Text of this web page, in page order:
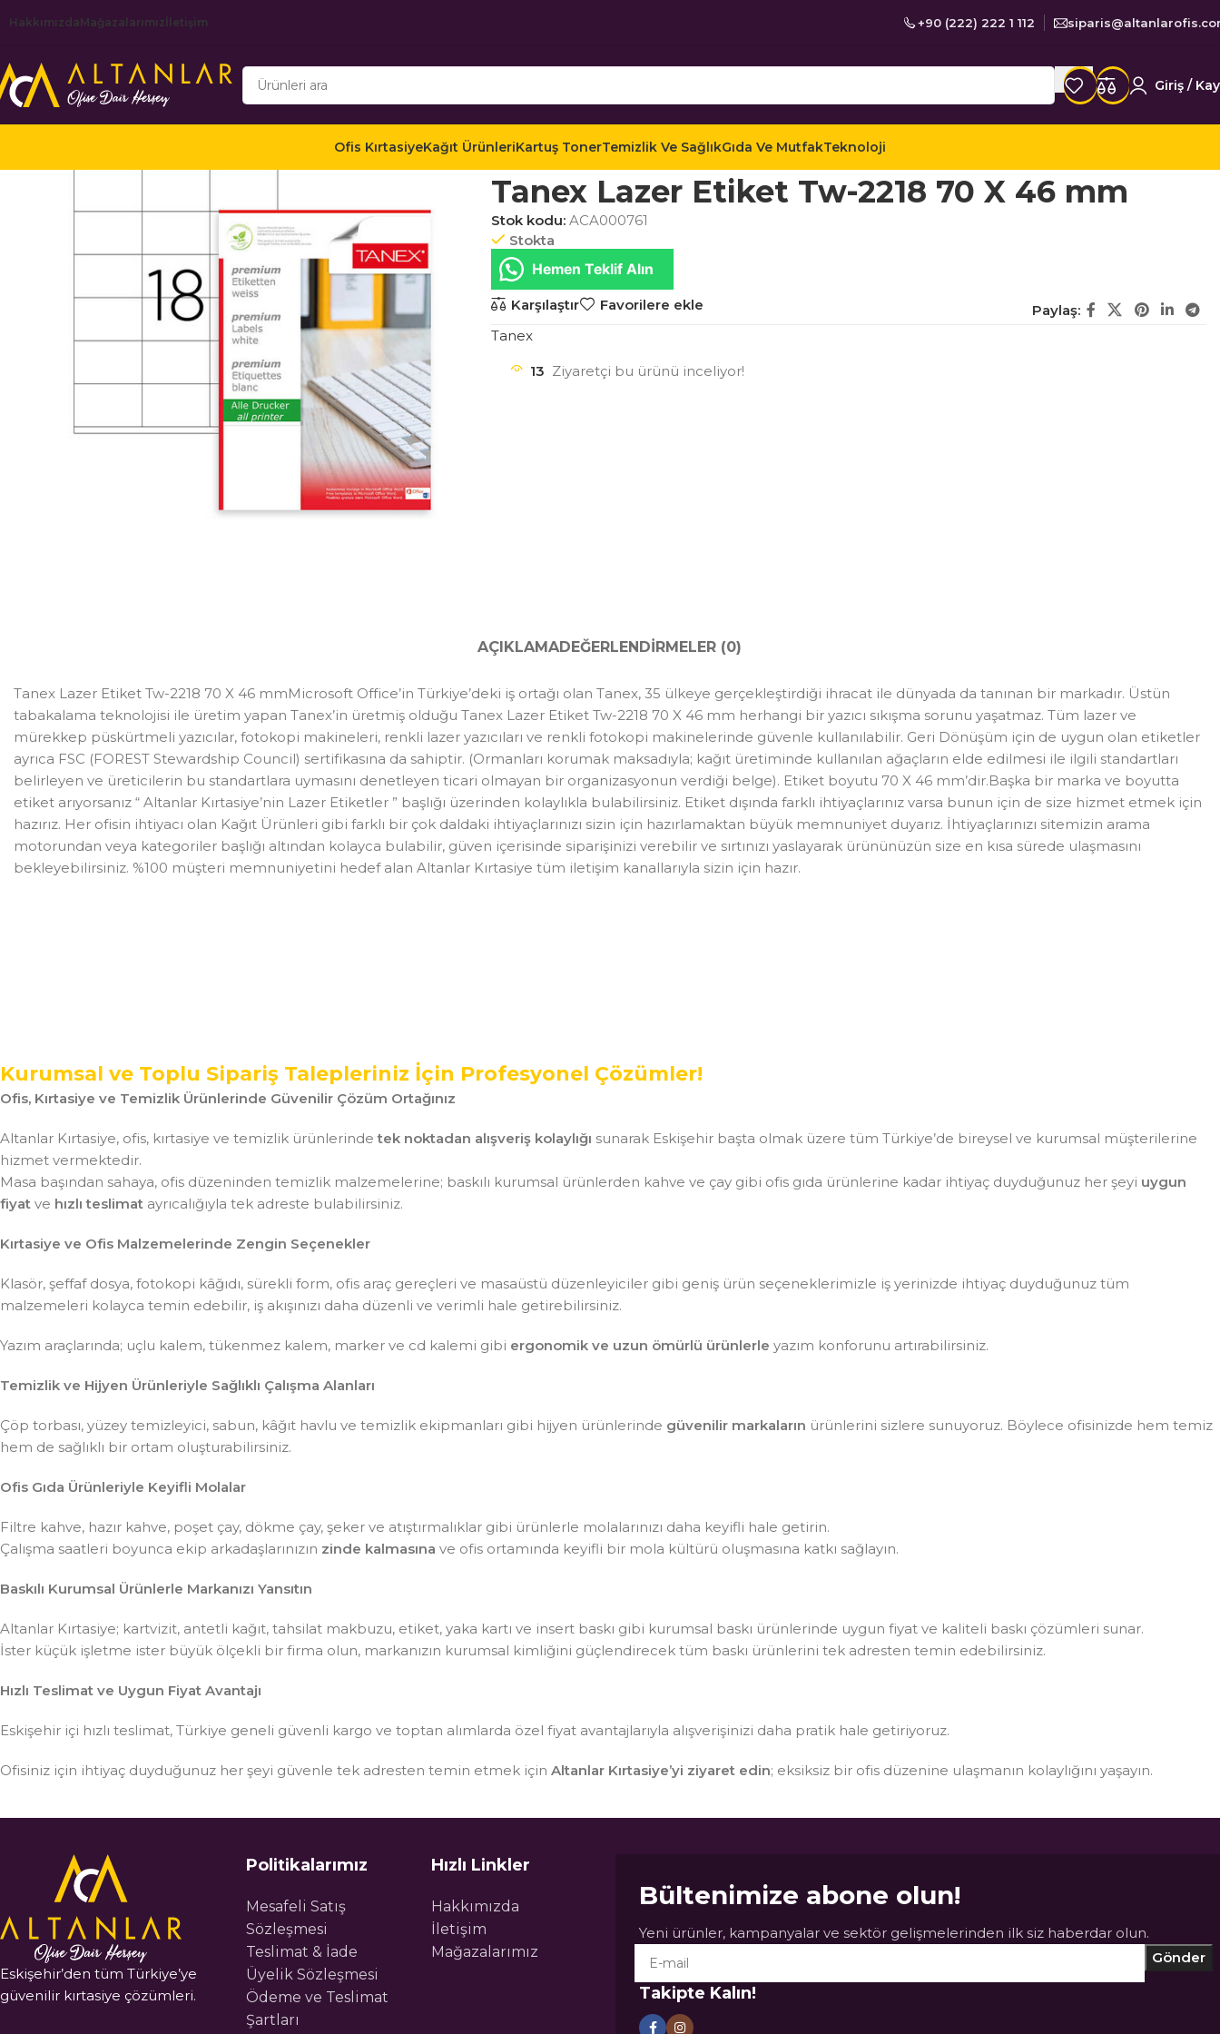
HakkımızdaMağazalarımız İletişim +90 (222) 222 1 112
Giriş /
Ofis KırtasiyeKağıt ÜrünleriKartuş TonerTemizlik Ve SağlıkGıda Ve MutfakTeknoloji
Tanex Lazer Etiket Tw-2218 70 X 46 mm
Stok kodu: ACA000761
Stokta
Hemen Teklif Alın
Karşılaştır Favorilere ekle
Paylaş:
Tanex
13 Ziyaretçi bu ürünü inceliyor!
AÇIKLAMADEĞERLENDIRMELER (0)
Tanex Lazer Etiket Tw-2218 70 X 46 mmMicrosoft Office’in Türkiye’deki iş ortağı olan Tanex, 35 ülkeye gerçekleştirdiği ihracat ile dünyada da tanınan bir markadır. Üstün
tabakalama teknolojisi ile üretim yapan Tanex’in üretmiş olduğu Tanex Lazer Etiket Tw-2218 70 X 46 mm herhangi bir yazıcı sıkışma sorunu yaşatmaz. Tüm lazer ve
mürekkep püskürtmeli yazıcılar, fotokopi makineleri, renkli lazer yazıcıları ve renkli fotokopi makinelerinde güvenle kullanılabilir. Geri Dönüşüm için de uygun olan etiketler
ayrıca FSC (FOREST Stewardship Council) sertifikasına da sahiptir. (Ormanları korumak maksadıyla; kağıt üretiminde kullanılan ağaçların elde edilmesi ile ilgili standartları
belirleyen ve üreticilerin bu standartlara uymasını denetleyen ticari olmayan bir organizasyonun verdiği belge). Etiket boyutu 70 X 46 mm’dir.Başka bir marka ve boyutta
etiket arıyorsanız “ Altanlar Kırtasiye’nin Lazer Etiketler ” başlığı üzerinden kolaylıkla bulabilirsiniz. Etiket dışında farklı ihtiyaçlarınız varsa bunun için de size hizmet etmek için
hazırız. Her ofisin ihtiyacı olan Kağıt Ürünleri gibi farklı bir çok daldaki ihtiyaçlarınızı sizin için hazırlamaktan büyük memnuniyet duyarız. İhtiyaçlarınızı sitemizin arama
motorundan veya kategoriler başlığı altından kolayca bulabilir, güven içerisinde siparişinizi verebilir ve sırtınızı yaslayarak ürününüzün size en kısa sürede ulaşmasını
bekleyebilirsiniz. %100 müşteri memnuniyetini hedef alan Altanlar Kırtasiye tüm iletişim kanallarıyla sizin için hazır.
Kurumsal ve Toplu Sipariş Talepleriniz İçin Profesyonel Çözümler!
Ofis, Kırtasiye ve Temizlik Ürünlerinde Güvenilir Çözüm Ortağınız
Altanlar Kırtasiye, ofis, kırtasiye ve temizlik ürünlerindetek noktadan alışveriş kolaylığı sunarak Eskişehir başta olmak üzere tüm Türkiye’de bireysel ve kurumsal müşterilerine
hizmet vermektedir.
Masa başından sahaya, ofis düzeninden temizlik malzemelerine; baskılı kurumsal ürünlerden kahve ve çay gibi ofis gıda ürünlerine kadar ihtiyaç duyduğunuz her şeyi uygun
fiyat ve hızlı teslimat ayrıcalığıyla tek adreste bulabilirsiniz.
Kırtasiye ve Ofis Malzemelerinde Zengin Seçenekler
Klasör, şeffaf dosya, fotokopi kâğıdı, sürekli form, ofis araç gereçleri ve masaüstü düzenleyiciler gibi geniş ürün seçeneklerimizle iş yerinizde ihtiyaç duyduğunuz tüm
malzemeleri kolayca temin edebilir, iş akışınızı daha düzenli ve verimli hale getirebilirsiniz.
Yazım araçlarında; uçlu kalem, tükenmez kalem, marker ve cd kalemi gibi ergonomik ve uzun ömürlü ürünlerle yazım konforunu artırabilirsiniz.
Temizlik ve Hijyen Ürünleriyle Sağlıklı Çalışma Alanları
Çöp torbası, yüzey temizleyici, sabun, kâğıt havlu ve temizlik ekipmanları gibi hijyen ürünlerinde güvenilir markaların ürünlerini sizlere sunuyoruz. Böylece ofisinizde hem temiz
hem de sağlıklı bir ortam oluşturabilirsiniz.
Ofis Gıda Ürünleriyle Keyifli Molalar
Filtre kahve, hazır kahve, poşet çay, dökme çay, şeker ve atıştırmalıklar gibi ürünlerle molalarınızı daha keyifli hale getirin.
Çalışma saatleri boyunca ekip arkadaşlarınızın zinde kalmasına ve ofis ortamında keyifli bir mola kültürü oluşmasına katkı sağlayın.
Baskılı Kurumsal Ürünlerle Markanızı Yansıtın
Altanlar Kırtasiye; kartvizit, antetli kağıt, tahsilat makbuzu, etiket, yaka kartı ve insert baskı gibi kurumsal baskı ürünlerinde uygun fiyat ve kaliteli baskı çözümleri sunar.
İster küçük işletme ister büyük ölçekli bir firma olun, markanızın kurumsal kimliğini güçlendirecek tüm baskı ürünlerini tek adresten temin edebilirsiniz.
Hızlı Teslimat ve Uygun Fiyat Avantajı
Eskişehir içi hızlı teslimat, Türkiye geneli güvenli kargo ve toptan alımlarda özel fiyat avantajlarıyla alışverişinizi daha pratik hale getiriyoruz.
Ofisiniz için ihtiyaç duyduğunuz her şeyi güvenle tek adresten temin etmek için Altanlar Kırtasiye’yi ziyaret edin; eksiksiz bir ofis düzenine ulaşmanın kolaylığını yaşayın.
Eskişehir’den tüm Türkiye’ye
güvenilir kırtasiye çözümleri.
Politikalarımız
Mesafeli Satış
Sözleşmesi
Teslimat & İade
Üyelik Sözleşmesi
Ödeme ve Teslimat
Şartları
Hızlı Linkler
Hakkımızda
İletişim
Mağazalarımız
Bültenimize abone olun!
Yeni ürünler, kampanyalar ve sektör gelişmelerinden ilk siz haberdar olun.
Takipte Kalın!